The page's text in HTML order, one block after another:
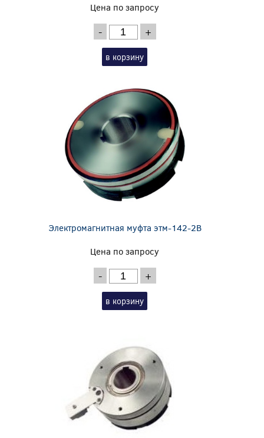
Цена по запросу
- +
в корзину
Электромагнитная муфта этм-142-2В
Цена по запросу
- +
в корзину